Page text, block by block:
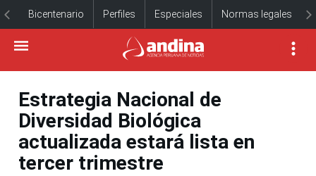
Bicentenario Perfiles Especiales Normas legales
Estrategia Nacional de
Diversidad Biológica
actualizada estará lista en
tercer trimestre